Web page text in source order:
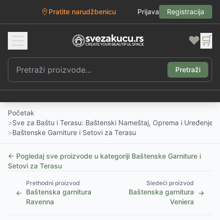
Pratite narudžbenicu Prijava Registracija
❤️ 🛒
Pretraži
Početak
>Sve za Baštu i Terasu: Baštenski Nameštaj, Oprema i Uređenje
>Baštenske Garniture i Setovi za Terasu
← Pogledaj sve proizvode u kategoriji Baštenske Garniture i
Setovi za Terasu
←
Prethodni proizvod
Baštenska garnitura
Ravenna
Sledeći proizvod
Baštenska garnitura
Veniera
→